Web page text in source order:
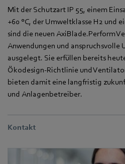
Mit der Schutzart IP 55, einem
+60 °C, der Umweltklasse H2 und
sind die neuen AxiBlade.Perform
Anwendungen und anspruchsvolle
ausgelegt. Sie erfüllen bereits
Ökodesign-Richtlinie und
bieten damit eine langfristig
und Anlagenbetreiber.
Kontakt